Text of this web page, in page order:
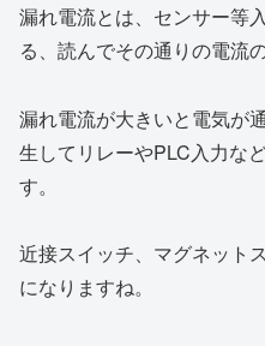
漏れ電流とは、センサー等
る、読んでその通りの電流
漏れ電流が大きいと電気が
生してリレーやPLC入力な
す。
近接スイッチ、マグネット
になりますね。